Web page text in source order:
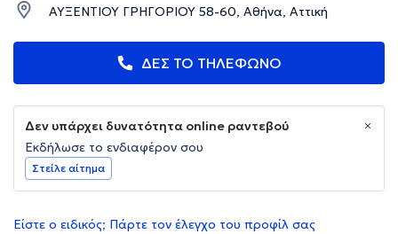
ΑΥΞΕΝΤΙΟΥ ΓΡΗΓΟΡΙΟΥ 58-60, Αθήνα, Αττική
ΔΕΣ ΤΟ ΤΗΛΕΦΩΝΟ
Δεν υπάρχει δυνατότητα online ραντεβού
Εκδήλωσε το ενδιαφέρον σου
Στείλε αίτημα
Είστε ο ειδικός; Πάρτε τον έλεγχο του προφίλ σας